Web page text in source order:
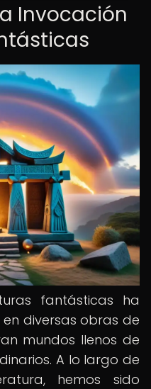
Invocación
fantásticas ha
diversas obras de
mundos llenos de
A lo largo de
hemos sido